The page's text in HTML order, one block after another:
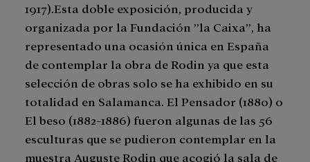
1917).Esta doble exposición, producida y
organizada por la Fundación ”la Caixa”, ha
representado una ocasión única en España
de contemplar la obra de Rodin ya que esta
selección de obras solo se ha exhibido en su
totalidad en Salamanca. El Pensador (1880) o
El beso (1882-1886) fueron algunas de las 56
esculturas que se pudieron contemplar en la
muestra Auguste Rodin que acogió la sala de